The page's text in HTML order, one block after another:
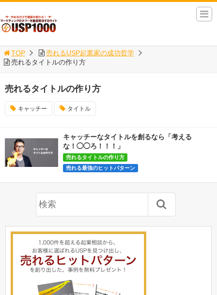
TOP
売れるUSP起業家の成功哲学
売れるタイトルの作り方
売れるタイトルの作り方
キャッチー タイトル
キャッチーなタイトルを創るなら「考える
な！◯◯ろ！！！」
売れるタイトルの作り方
売れる最強のヒットパターン